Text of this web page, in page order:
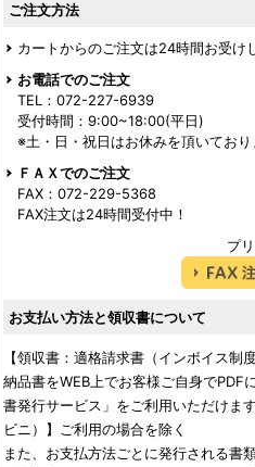
ご注文方法
カートからのご注文は24時間お受け
お電話でのご注文
TEL：072-227-6939
受付時間：9:00~18:00(平日)
※土・日・祝日はお休みを頂いてお
ＦＡＸでのご注文
FAX：072-229-5368
FAX注文は24時間受付中！
プ
お支払い方法と領収書について
【領収書：適格請求書（インボイス制
納品書をWEB上でお客様ご自身でPDF
書発行サービス」をご利用いただけま
ビニ）】ご利用の場合を除く
また、お支払方法ごとに発行される書